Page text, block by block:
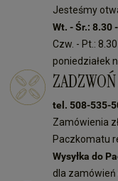
Jesteśmy
Wt. - Śr.: 8.30
Czw. - Pt.:
poniedziałek
tel. 508-535-
Zamówienia
Paczkomatu
Wysyłka do
dla zamówień